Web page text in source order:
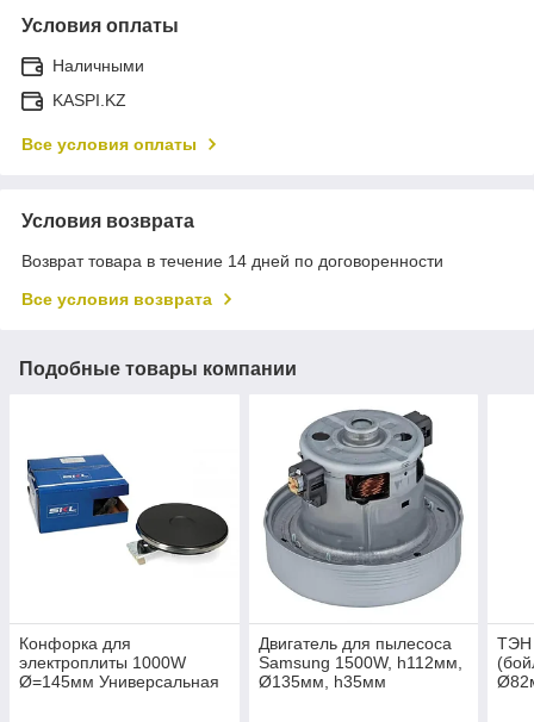
Условия оплаты
Наличными
KASPI.KZ
Все условия оплаты
Условия возврата
Возврат товара в течение 14 дней по договоренности
Все условия возврата
Подобные товары компании
Конфорка для
электроплиты 1000W
Ø=145мм Универсальная
Двигатель для пылесоса
Samsung 1500W, h112мм,
Ø135мм, h35мм
ТЭН